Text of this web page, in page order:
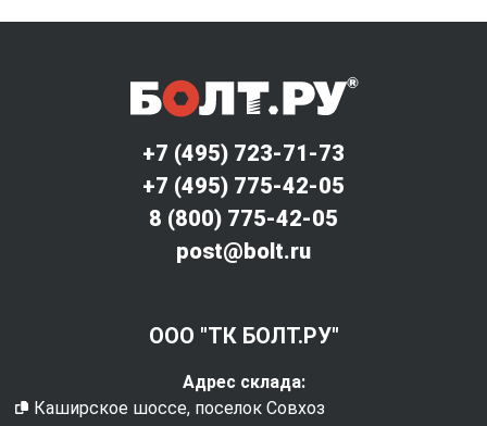
+7 (495) 723-71-73
+7 (495) 775-42-05
8 (800) 775-42-05
post@bolt.ru
ООО "ТК БОЛТ.РУ"
Адрес склада:
Каширское шоссе, поселок Совхоз